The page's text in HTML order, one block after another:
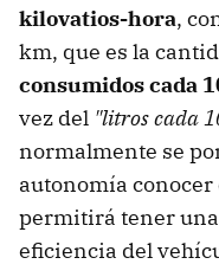
kilovatios-hora,
km, que es la
consumidos cada
vez del "litros cada
normalmente se
autonomía conocer
permitirá tener
eficiencia del